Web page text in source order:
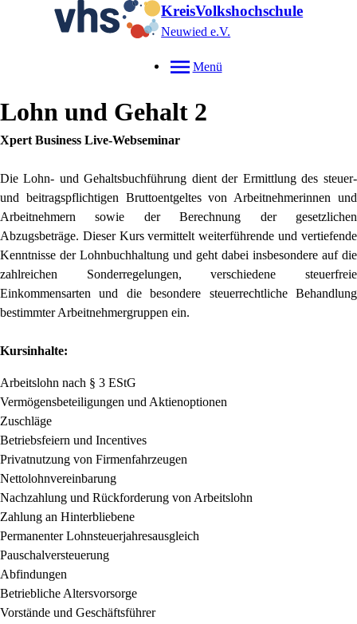
KreisVolkshochschule
Neuwied e.V.
Menü
Lohn und Gehalt 2
Xpert Business Live-Webseminar
Die Lohn- und Gehaltsbuchführung dient der Ermittlung des steuer-
und beitragspflichtigen Bruttoentgeltes von Arbeitnehmerinnen und
Arbeitnehmern sowie der Berechnung der gesetzlichen
Abzugsbeträge. Dieser Kurs vermittelt weiterführende und vertiefende
Kenntnisse der Lohnbuchhaltung und geht dabei insbesondere auf die
zahlreichen Sonderregelungen, verschiedene steuerfreie
Einkommensarten und die besondere steuerrechtliche Behandlung
bestimmter Arbeitnehmergruppen ein.
Kursinhalte:
Arbeitslohn nach § 3 EStG
Vermögensbeteiligungen und Aktienoptionen
Zuschläge
Betriebsfeiern und Incentives
Privatnutzung von Firmenfahrzeugen
Nettolohnvereinbarung
Nachzahlung und Rückforderung von Arbeitslohn
Zahlung an Hinterbliebene
Permanenter Lohnsteuerjahresausgleich
Pauschalversteuerung
Abfindungen
Betriebliche Altersvorsorge
Vorstände und Geschäftsführer